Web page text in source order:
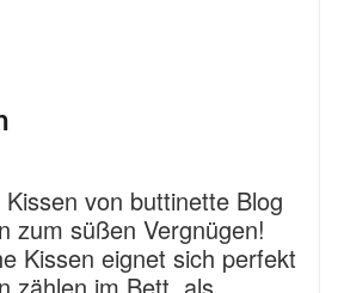
von buttinette Blog
zum süßen Vergnügen!
Kissen eignet sich perfekt